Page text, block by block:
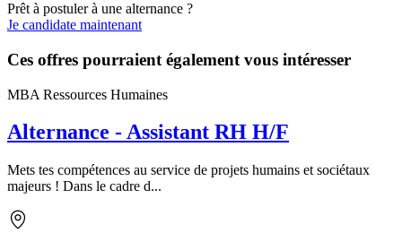
Prêt à postuler à une alternance ?
Je candidate maintenant
Ces offres pourraient également vous intéresser
MBA Ressources Humaines
Alternance - Assistant RH H/F
Mets tes compétences au service de projets humains et sociétaux
majeurs ! Dans le cadre d...